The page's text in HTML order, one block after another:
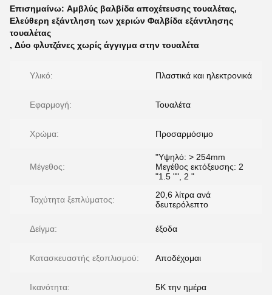
Επισημαίνω: Αμβλύς βαλβίδα αποχέτευσης τουαλέτας,
Ελεύθερη εξάντληση των χεριών Φαλβίδα εξάντλησης
τουαλέτας
, Δύο φλυτζάνες χωρίς άγγιγμα στην τουαλέτα
Υλικό: Πλαστικά και ηλεκτρονικά
Εφαρμογή: Τουαλέτα
Χρώμα: Προσαρμόσιμο
Μέγεθος:
"Υψηλό: > 254mm
Μεγέθος εκτόξευσης: 2
"1.5 "", 2 "
Ταχύτητα ξεπλύματος:
20,6 λίτρα ανά
δευτερόλεπτο
Δείγμα: έξοδα
Κατασκευαστής εξοπλισμού: Αποδέχομαι
Ικανότητα: 5K την ημέρα